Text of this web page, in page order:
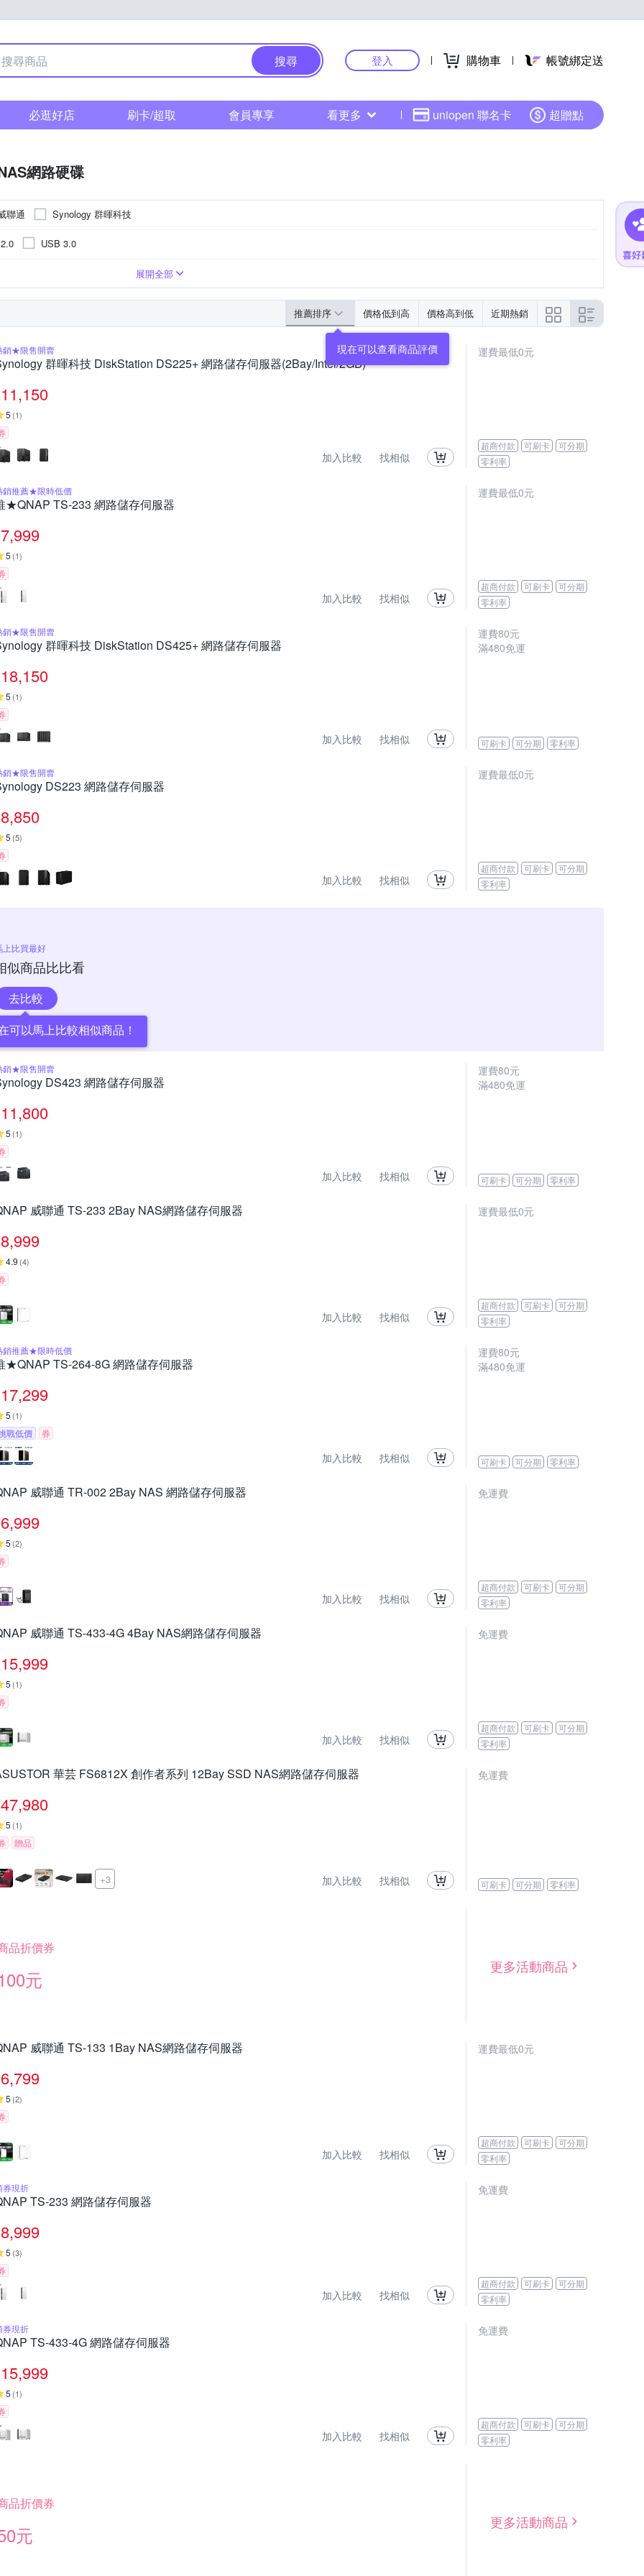
搜尋 登入 購物車 帳號綁定送
必逛好店 刷卡/超取 會員專享 看更多 uniopen 聯名卡 超贈點
網路硬碟
聯通 Synology 群暉科技
USB 3.0
展開全部
推薦排序 價格低到高 價格高到低 近期熱銷
現在可以查看商品評價
銷★限售開賣
群暉科技 DiskStation DS225+ 網路儲存伺服器(2Bay/Intel/2GB)
11,150
5 (1)
加入比較 找相似
運費最低0元
超商付款 可刷卡
可分期
零利率
銷推薦★限時低價
★QNAP TS-233 網路儲存伺服器
7,999
5 (1)
加入比較 找相似
運費最低0元
超商付款 可刷卡
可分期
零利率
銷★限售開賣
群暉科技 DiskStation DS425+ 網路儲存伺服器
18,150
5 (1)
加入比較 找相似
運費80元
滿480免運
可刷卡 可分期 零利率
銷★限售開賣
DS223 網路儲存伺服器
8,850
5 (5)
加入比較 找相似
運費最低0元
超商付款 可刷卡
可分期
零利率
上比買最好
似商品比比看
去比較
可以馬上比較相似商品！
銷★限售開賣
DS423 網路儲存伺服器
11,800
5 (1)
加入比較 找相似
運費80元
滿480免運
可刷卡 可分期 零利率
威聯通 TS-233 2Bay NAS網路儲存伺服器
8,999
4.9 (4)
加入比較 找相似
運費最低0元
超商付款 可刷卡
可分期
零利率
銷推薦★限時低價
★QNAP TS-264-8G 網路儲存伺服器
17,299
5 (1)
戰低價 券
加入比較 找相似
運費80元
滿480免運
可刷卡 可分期 零利率
威聯通 TR-002 2Bay NAS 網路儲存伺服器
6,999
5 (2)
加入比較 找相似
免運費
超商付款 可刷卡
可分期
零利率
威聯通 TS-433-4G 4Bay NAS網路儲存伺服器
15,999
5 (1)
加入比較 找相似
免運費
超商付款 可刷卡
可分期
零利率
華芸 FS6812X 創作者系列 12Bay SSD NAS網路儲存伺服器
47,980
5 (1)
贈品
+3 加入比較 找相似
免運費
可刷卡 可分期 零利率
品折價券
元
更多活動商品
威聯通 TS-133 1Bay NAS網路儲存伺服器
6,799
5 (2)
加入比較 找相似
運費最低0元
超商付款 可刷卡
可分期
零利率
券現折
TS-233 網路儲存伺服器
8,999
5 (3)
加入比較 找相似
免運費
超商付款 可刷卡
可分期
零利率
券現折
TS-433-4G 網路儲存伺服器
15,999
5 (1)
加入比較 找相似
免運費
超商付款 可刷卡
可分期
零利率
品折價券
元
更多活動商品